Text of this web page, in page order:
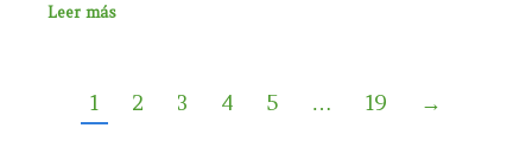
Leer más
1 2 3 4 5 … 19 →